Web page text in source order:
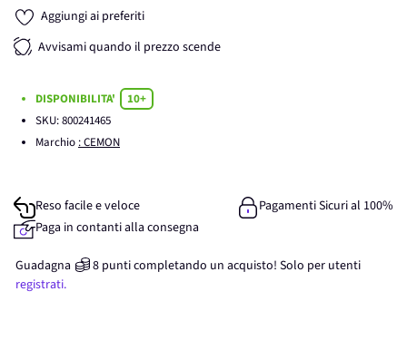
Aggiungi ai preferiti
Avvisami quando il prezzo scende
DISPONIBILITA'
10+
SKU:800241465
Marchio : CEMON
Reso facile e veloce
Pagamenti Sicuri al 100%
Paga in contanti alla consegna
Guadagna 8 punticompletando un acquisto! Solo per utenti
registrati.